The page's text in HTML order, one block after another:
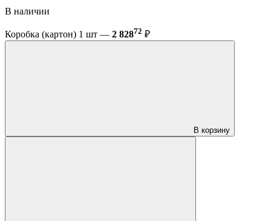
В наличии
Коробка (картон) 1 шт — 2 82872 ₽
В корзину